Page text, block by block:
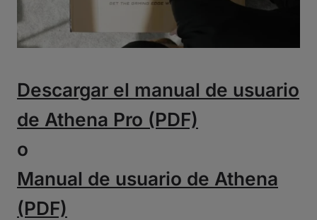
Descargar el manual de usuario
de Athena Pro (PDF)
o
Manual de usuario de Athena
(PDF)